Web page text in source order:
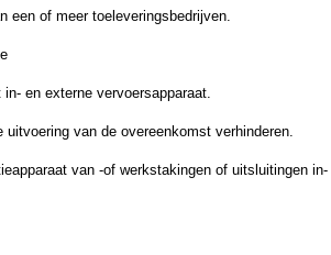
een of meer toeleveringsbedrijven.
en externe vervoersapparaat.
van de overeenkomst verhinderen.
van -of werkstakingen of uitsluitingen